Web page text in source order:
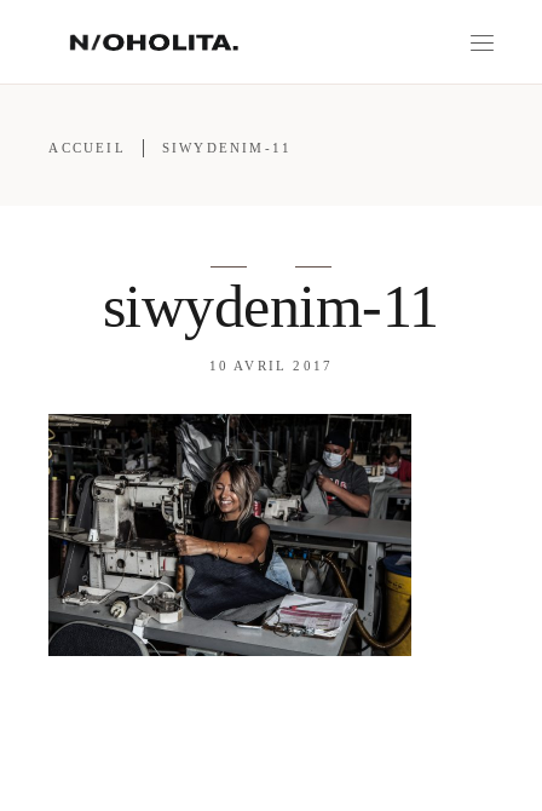
ACCUEIL SIWYDENIM-11
siwydenim-11
10 AVRIL 2017